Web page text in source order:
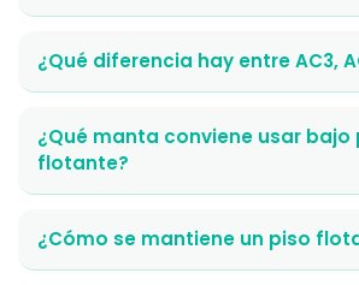
¿Qué diferencia hay entre AC3,
¿Qué manta conviene usar bajo
flotante?
¿Cómo se mantiene un piso